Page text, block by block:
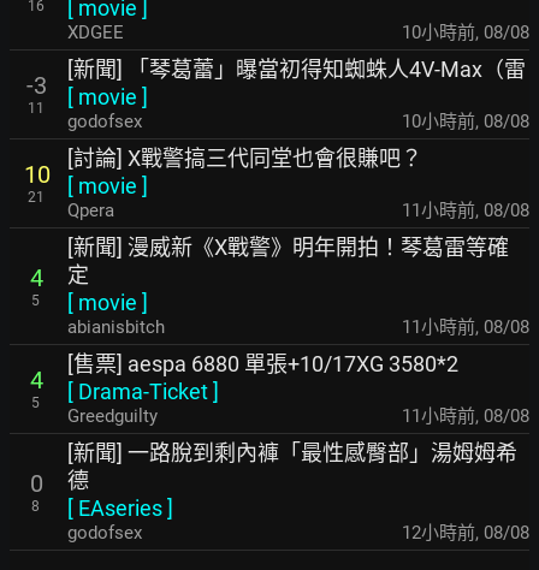
16 movie
XDGEE 10小時前, 08/08
-3
11
[新聞] 「琴葛蕾」曝當初得知蜘蛛人4V-Max（雷
[ movie ]
godofsex 10小時前, 08/08
10
21
[討論] X戰警搞三代同堂也會很賺吧？
[ movie ]
Qpera 11小時前, 08/08
4
5
[新聞] 漫威新《X戰警》明年開拍！琴葛雷等確
定
[ movie ]
abianisbitch 11小時前, 08/08
4
5
[售票] aespa 6880 單張+10/17XG 3580*2
[ Drama-Ticket]
Greedguilty 11小時前, 08/08
0
8
[新聞] 一路脫到剩內褲「最性感臀部」湯姆姆希
德
[ EAseries]
godofsex 12小時前, 08/08